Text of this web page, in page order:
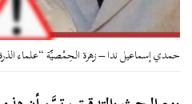
حمدي إسماعيل ندا – زهرة الحِمْصيِّة “علماء